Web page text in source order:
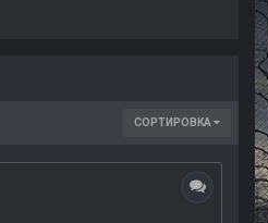
СОРТИРОВКА